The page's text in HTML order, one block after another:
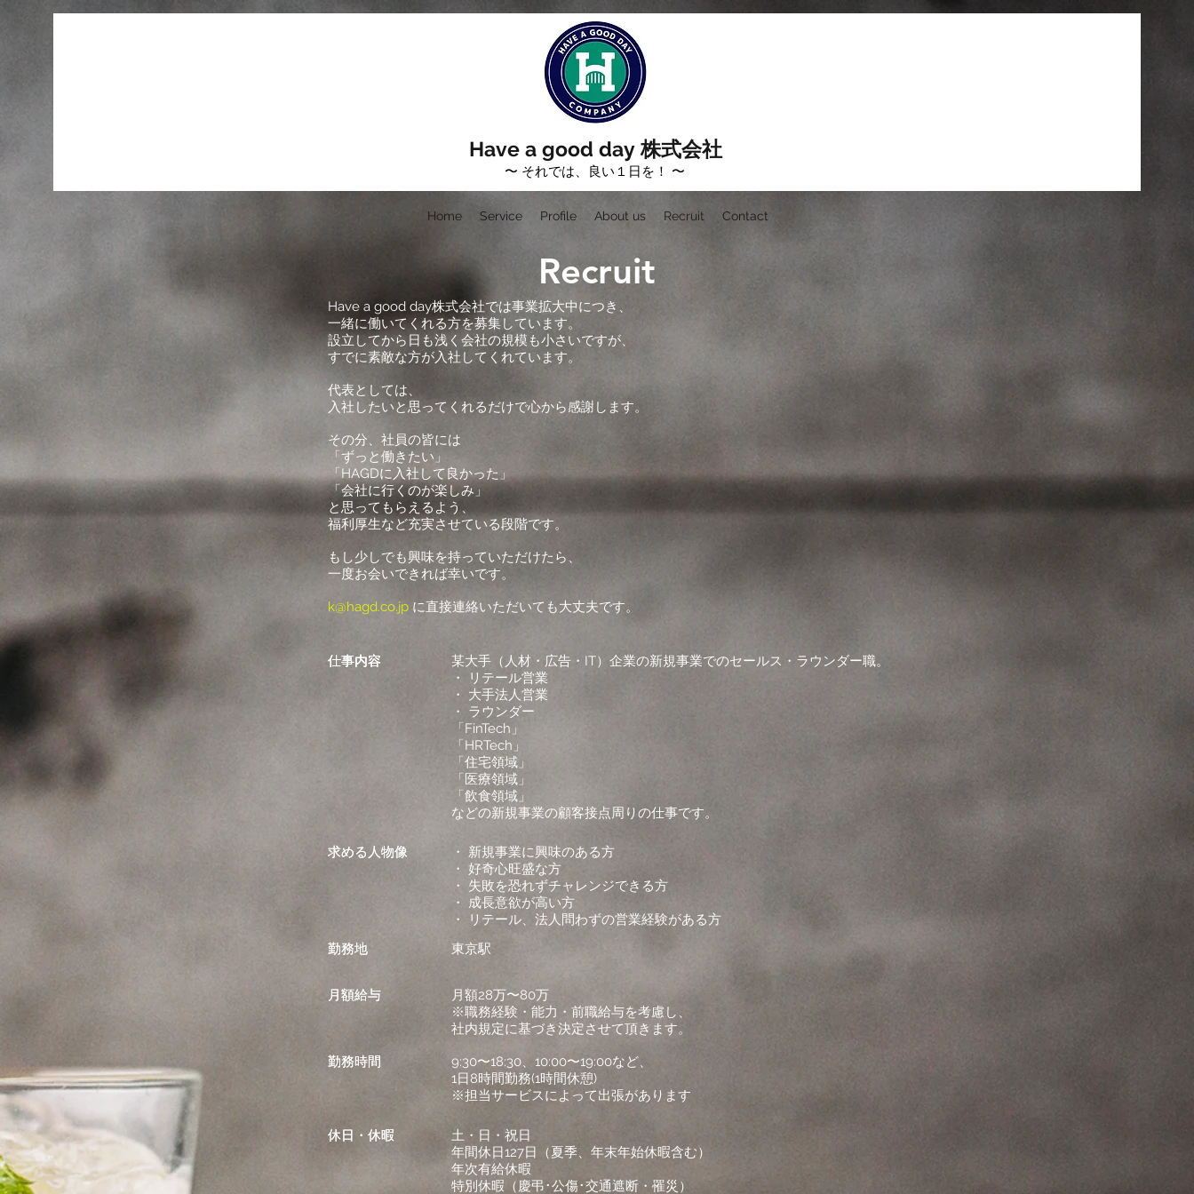
Have a good day 株式会社
​​〜 それでは、良い１日を！ 〜
Home Service Profile About us Recruit Contact
Recruit
Have a good day株式会社では事業拡大中につき、
一緒に働いてくれる方を募集しています。
設立してから日も浅く会社の規模も小さいですが、
すでに素敵な方が入社してくれています。
代表としては、
入社したいと思ってくれるだけで心から感謝します。
その分、社員の皆には
「ずっと働きたい」
「HAGDに入社して良かった」
「会社に行くのが楽しみ」
と思ってもらえるよう、
福利厚生など充実させている段階です。
​もし少しでも興味を持っていただけたら、
一度お会いできれば幸いです。
k@hagd.co.jp に直接連絡いただいても大丈夫です。
​仕事内容
​仕事内容
​仕事内容
某大手（人材・広告・IT）企業の新規事業でのセールス・ラウンダー職。
・ リテール営業
・ 大手法人営業
・ ラウンダー
「FinTech」
「HRTech」
「住宅領域」
「医療領域」
「飲食領域」
などの新規事業の顧客接点周りの仕事です。
​求める人物像
​求める人物像
・ 新規事業に興味のある方
・ 好奇心旺盛な方
・ 失敗を恐れずチャレンジできる方
・ 成長意欲が高い方
・ リテール、法人問わずの営業経験がある方
​勤務地
​勤務地 ​東京駅
​月額給与
​月額給与
月額28万〜80万
※職務経験・能力・前職給与を考慮し、
社内規定に基づき決定させて頂きます。
勤務時間
勤務時間
9:30〜18:30、10:00〜19:00など、
1日8時間勤務(1時間休憩)
​※担当サービスによって出張があります
休日・休暇
休日・休暇
土・日・祝日
年間休日127日（夏季、年末年始休暇含む）
年次有給休暇
特別休暇（慶弔･公傷･交通遮断・罹災）